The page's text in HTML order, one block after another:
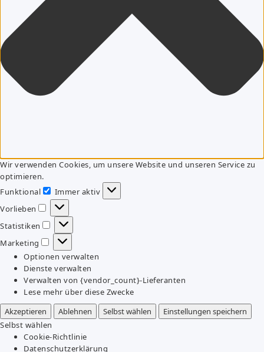
Wir verwenden Cookies, um unsere Website und unseren Service zu
optimieren.
Funktional
Funktional
Immer aktiv
Vorlieben
Vorlieben
Statistiken
Statistiken
Marketing
Marketing
Optionen verwalten
Dienste verwalten
Verwalten von {vendor_count}-Lieferanten
Lese mehr über diese Zwecke
Akzeptieren
Ablehnen Selbst wählen
Einstellungen speichern
Selbst wählen
Cookie-Richtlinie
Datenschutzerklärung